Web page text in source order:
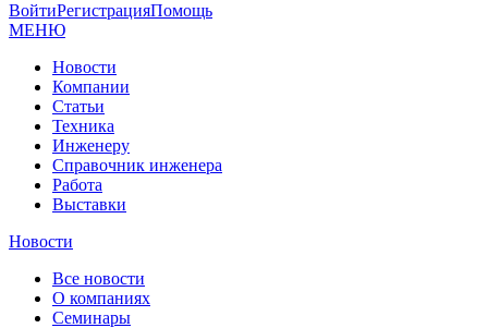
ВойтиРегистрацияПомощь
МЕНЮ
Новости
Компании
Статьи
Техника
Инженеру
Справочник инженера
Работа
Выставки
Новости
Все новости
О компаниях
Семинары